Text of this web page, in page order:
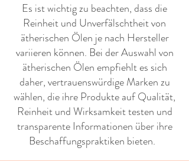
Es ist wichtig zu beachten, dass die
Reinheit und Unverfälschtheit von
ätherischen Ölen je nach Hersteller
variieren können. Bei der Auswahl von
ätherischen Ölen empfiehlt es sich
daher, vertrauenswürdige Marken zu
wählen, die ihre Produkte auf Qualität,
Reinheit und Wirksamkeit testen und
transparente Informationen über ihre
Beschaffungspraktiken bieten. ​ ​